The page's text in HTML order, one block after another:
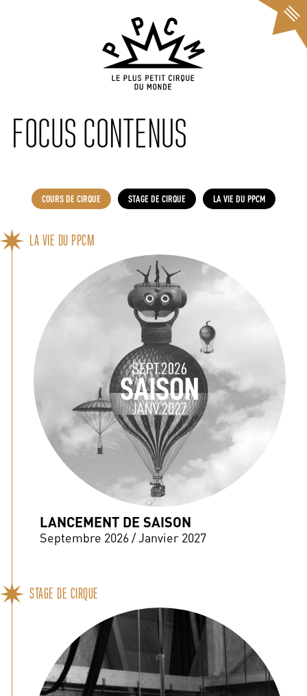
FOCUS CONTENUS
COURS DE CIRQUE STAGE DE CIRQUE LA VIE DU PPCM
LA VIE DU PPCM
LANCEMENT DE SAISON
Septembre 2026 / Janvier 2027
STAGE DE CIRQUE